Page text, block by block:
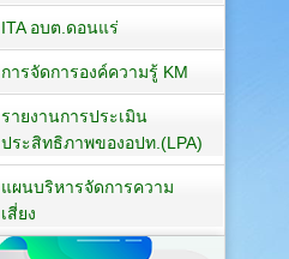
ITA อบต.ดอนแร่
การจัดการองค์ความรู้ KM
รายงานการประเมิน
ประสิทธิภาพของอปท.(LPA)
แผนบริหารจัดการความ
เสี่ยง